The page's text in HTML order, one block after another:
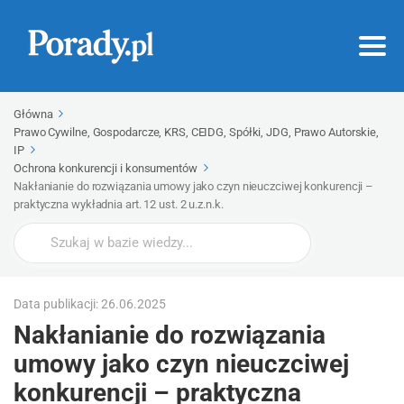
Główna
Prawo Cywilne, Gospodarcze, KRS, CEIDG, Spółki, JDG, Prawo Autorskie,
IP
Ochrona konkurencji i konsumentów
Nakłanianie do rozwiązania umowy jako czyn nieuczciwej konkurencji –
praktyczna wykładnia art. 12 ust. 2 u.z.n.k.
Wyszukaj
Data publikacji: 26.06.2025
Nakłanianie do rozwiązania
umowy jako czyn nieuczciwej
konkurencji – praktyczna